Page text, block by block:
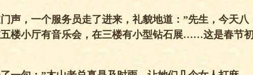
声，一个服务员走了进来，礼貌地道：”先生，今天八
楼小厅有音乐会，在三楼有小型钻石展……这是春节初